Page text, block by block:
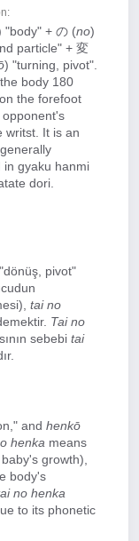
"body" + の (no)
particle" + 変
) "turning, pivot".
body 180
the forefoot
writst. It is an
in gyaku hanmi
dori.
pivot"
tai no
Tai no
sebebi tai
and henkō
henka means
growth),
body's
no henka
to its phonetic